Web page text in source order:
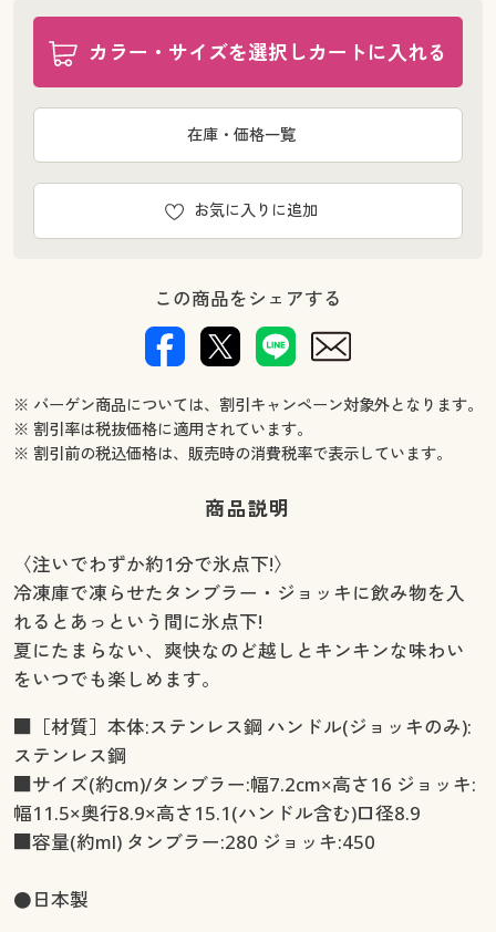
カラー・サイズを選択しカートに入れる
お気に入りに追加
在庫・価格一覧
この商品をシェアする
※ バーゲン商品については、割引キャンペーン対象外となります。
※ 割引率は税抜価格に適用されています。
※ 割引前の税込価格は、販売時の消費税率で表示しています。
商品説明
〈注いでわずか約1分で氷点下!〉
冷凍庫で凍らせたタンブラー・ジョッキに飲み物を入
れるとあっという間に氷点下!
夏にたまらない、爽快なのど越しとキンキンな味わい
をいつでも楽しめます。
■［材質］本体:ステンレス鋼 ハンドル(ジョッキのみ):
ステンレス鋼
■サイズ(約cm)/タンブラー:幅7.2cm×高さ16 ジョッキ:
幅11.5×奥行8.9×高さ15.1(ハンドル含む)口径8.9
■容量(約ml) タンブラー:280 ジョッキ:450
●日本製